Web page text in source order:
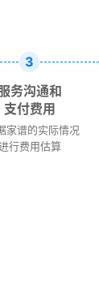
3
务沟通和
支付费用
家谱的实际情况
行费用估算